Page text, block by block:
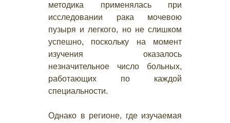
методика применялась при
исследовании рака мочевою
пузыря и легкого, но не слишком
успешно, поскольку на момент
изучения оказалось
незначительное число больных,
работающих по каждой
специальности.
Однако в регионе, где изучаемая